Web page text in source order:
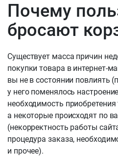
Почему
бросают
Существует масса причин
покупки товара в интернет-
вы не в состоянии повлиять
у него поменялось
необходимость приобретения
а некоторые происходят по
(некорректность работы
процедура заказа,
и прочее).